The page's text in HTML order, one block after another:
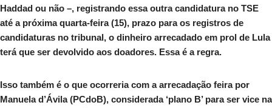
Haddad ou não –, registrando essa outra candidatura no TSE
até a próxima quarta-feira (15), prazo para os registros de
candidaturas no tribunal, o dinheiro arrecadado em prol de Lula
terá que ser devolvido aos doadores. Essa é a regra.
Isso também é o que ocorreria com a arrecadação feira por
Manuela d’Ávila (PCdoB), considerada ‘plano B’ para ser vice na